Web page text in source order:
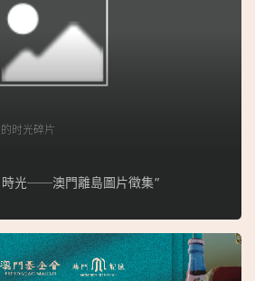
时光碎片
時光──澳門離島圖片徵集”